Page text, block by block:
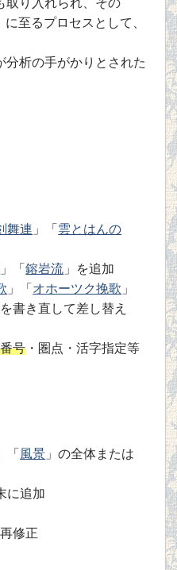
取り入れられ、その
至るプロセスとして、
分析の手がかりとされた
舞連 」「 雲とはんの
」「鎔岩流 」を追加
」「 オホーツク挽歌 」
書き直して差し替え
号 ・圏点・活字指定等
「 風景 」の全体または
に追加
修正